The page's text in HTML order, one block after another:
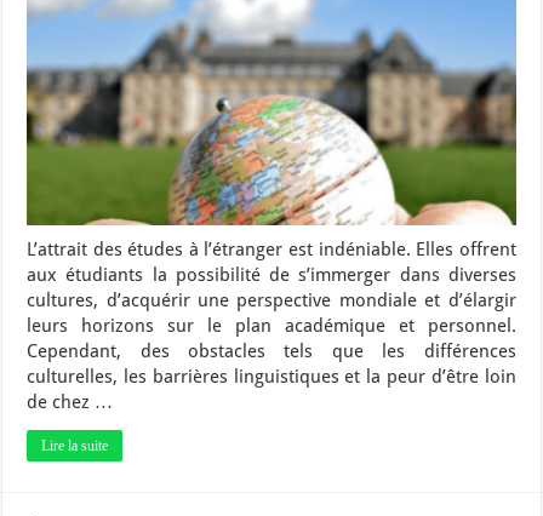
L’attrait des études à l’étranger est indéniable. Elles offrent
aux étudiants la possibilité de s’immerger dans diverses
cultures, d’acquérir une perspective mondiale et d’élargir
leurs horizons sur le plan académique et personnel.
Cependant, des obstacles tels que les différences
culturelles, les barrières linguistiques et la peur d’être loin
de chez …
Lire la suite